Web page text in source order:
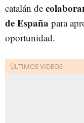
catalán de
de España para
oportunidad.